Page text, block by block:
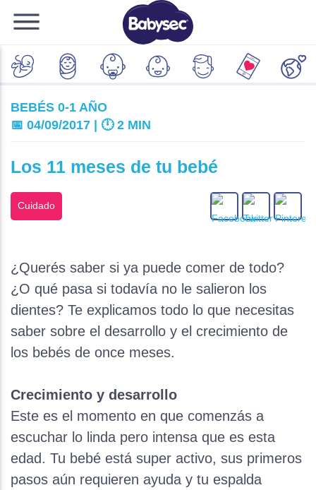
BEBÉS 0-1 AÑO
📅 04/09/2017 | 🕛 2 MIN
Los 11 meses de tu bebé
Cuidado
¿Querés saber si ya puede comer de todo?
¿O qué pasa si todavía no le salieron los
dientes? Te explicamos todo lo que necesitas
saber sobre el desarrollo y el crecimiento de
los bebés de once meses.
Crecimiento y desarrollo
Este es el momento en que comenzás a
escuchar lo linda pero intensa que es esta
edad. Tu bebé está super activo, sus primeros
pasos aún requieren ayuda y tu espalda